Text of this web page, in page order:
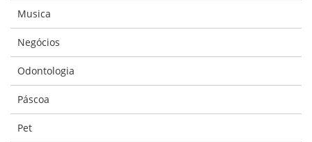
Musica
Negócios
Odontologia
Páscoa
Pet